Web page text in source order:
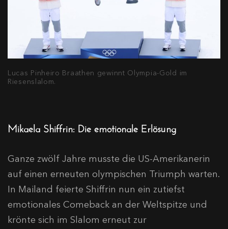
Lucas Pinheiro Braathen gewinnt Olympia-Gold im
Riesenslalom.
Mikaela Shiffrin: Die emotionale Erlösung
Ganze zwölf Jahre musste die US-Amerikanerin
auf einen erneuten olympischen Triumph warten.
In Mailand feierte Shiffrin nun ein zutiefst
emotionales Comeback an der Weltspitze und
krönte sich im Slalom erneut zur